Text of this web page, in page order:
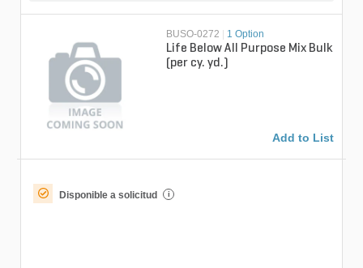
BUSO-0272 1 Option
Life Below All Purpose Mix Bulk
(per cy. yd.)
Add to List
Disponible a solicitud i